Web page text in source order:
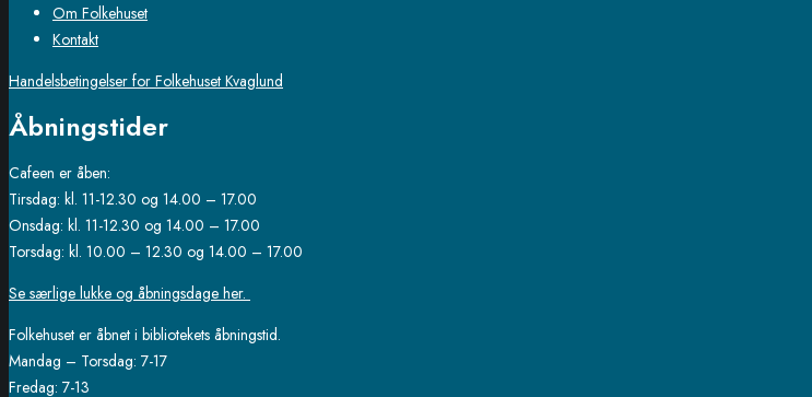
Om Folkehuset
Kontakt
Handelsbetingelser for Folkehuset Kvaglund
Åbningstider
Cafeen er åben:
Tirsdag: kl. 11-12.30 og 14.00 – 17.00
Onsdag: kl. 11-12.30 og 14.00 – 17.00
Torsdag: kl. 10.00 – 12.30 og 14.00 – 17.00
Se særlige lukke og åbningsdage her.
Folkehuset er åbnet i bibliotekets åbningstid.
Mandag – Torsdag: 7-17
Fredag: 7-13